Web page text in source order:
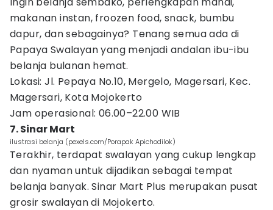
makanan instan, froozen food, snack, bumbu
dapur, dan sebagainya? Tenang semua ada di
Papaya Swalayan yang menjadi andalan ibu-ibu
belanja bulanan hemat.
Lokasi: Jl. Pepaya No.10, Mergelo, Magersari, Kec.
Magersari, Kota Mojokerto
Jam operasional: 06.00–22.00 WIB
7. Sinar Mart
ilustrasi belanja (pexels.com/Porapak Apichodilok)
Terakhir, terdapat swalayan yang cukup lengkap
dan nyaman untuk dijadikan sebagai tempat
belanja banyak. Sinar Mart Plus merupakan pusat
grosir swalayan di Mojokerto.